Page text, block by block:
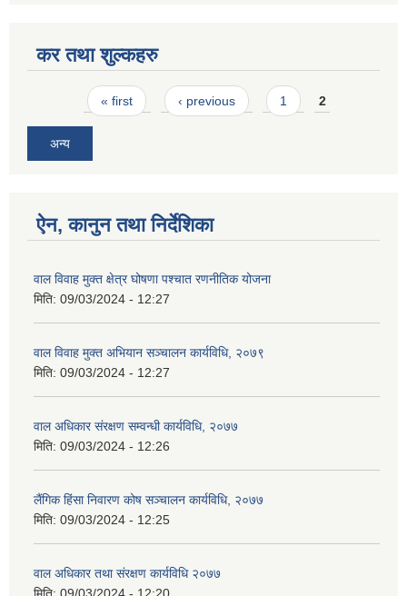
कर तथा शुल्कहरु
Pages« first ‹ previous 1 2
अन्य
ऐन, कानुन तथा निर्देशिका
वाल विवाह मुक्त क्षेत्र घोषणा पश्चात रणनीतिक योजना
मिति: 09/03/2024 - 12:27
वाल विवाह मुक्त अभियान सञ्चालन कार्यविधि, २०७९
मिति: 09/03/2024 - 12:27
वाल अधिकार संरक्षण सम्वन्धी कार्यविधि, २०७७
मिति: 09/03/2024 - 12:26
लैंगिक हिंसा निवारण कोष सञ्चालन कार्यविधि, २०७७
मिति: 09/03/2024 - 12:25
वाल अधिकार तथा संरक्षण कार्यविधि २०७७
मिति: 09/03/2024 - 12:20